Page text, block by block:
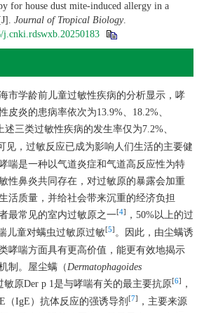
for house dust mite-induced allergy in a
Journal of Tropical Biology.
j.cnki.rdswxb.20250183
市学龄前儿童过敏性疾病的分析显示，哮
皮炎的患病率依次为13.9%、18.2%、
述三类过敏性疾病的发生率仅为7.2%、
见，过敏反应已成为影响人们生活的主要健
喘是一种以气道炎症和气道高反应性为特
性鼻炎共同存在，对过敏原的暴露会加重
活质量，并给社会带来沉重的经济负担
最常见的室内过敏原之一[4]
，50%以上的过
儿童对螨虫过敏原过敏[5] 。因此，由尘螨诱
哮喘方面具有更高价值，能更有效地揭示
制。屋尘螨（Dermatophagoides
敏原Der p 1是与哮喘有关的最主要抗原[6]
，
（IgE）抗体反应的强诱导剂 [7]
，主要来源